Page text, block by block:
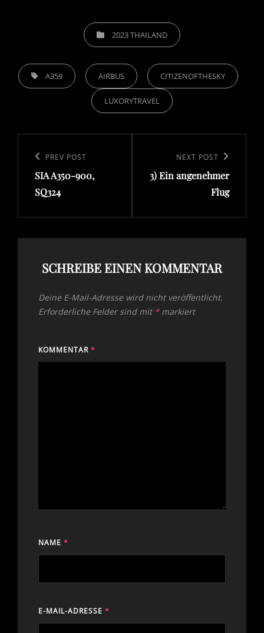
CATEGORIES2023 THAILAND
TAGS, A359 AIRBUS CITIZENOFTHESKY
LUXORYTRAVEL
Previous
Post
PREV POST
SIA A350-900,
SQ324
Post
NEXT POST
3) Ein angenehmer
Flug
SCHREIBE EINEN KOMMENTAR
Deine E-Mail-Adresse wird nicht veröffentlicht.
Erforderliche Felder sind mit *markiert
KOMMENTAR *
NAME *
E-MAIL-ADRESSE *